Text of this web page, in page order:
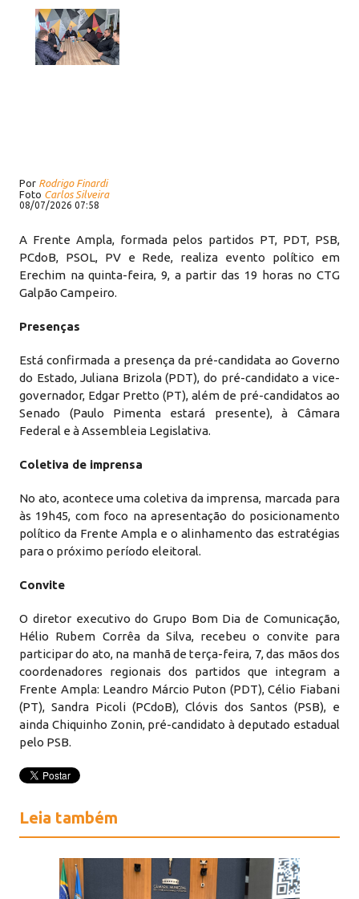
Por Rodrigo Finardi
Foto Carlos Silveira
08/07/2026 07:58
A Frente Ampla, formada pelos partidos PT, PDT, PSB,
PCdoB, PSOL, PV e Rede, realiza evento político em
Erechim na quinta-feira, 9, a partir das 19 horas no CTG
Galpão Campeiro.
Presenças
Está confirmada a presença da pré-candidata ao Governo
do Estado, Juliana Brizola (PDT), do pré-candidato a vice-
governador, Edgar Pretto (PT), além de pré-candidatos ao
Senado (Paulo Pimenta estará presente), à Câmara
Federal e à Assembleia Legislativa.
Coletiva de imprensa
No ato, acontece uma coletiva da imprensa, marcada para
às 19h45, com foco na apresentação do posicionamento
político da Frente Ampla e o alinhamento das estratégias
para o próximo período eleitoral.
Convite
O diretor executivo do Grupo Bom Dia de Comunicação,
Hélio Rubem Corrêa da Silva, recebeu o convite para
participar do ato, na manhã de terça-feira, 7, das mãos dos
coordenadores regionais dos partidos que integram a
Frente Ampla: Leandro Márcio Puton (PDT), Célio Fiabani
(PT), Sandra Picoli (PCdoB), Clóvis dos Santos (PSB), e
ainda Chiquinho Zonin, pré-candidato à deputado estadual
pelo PSB.
Leia também